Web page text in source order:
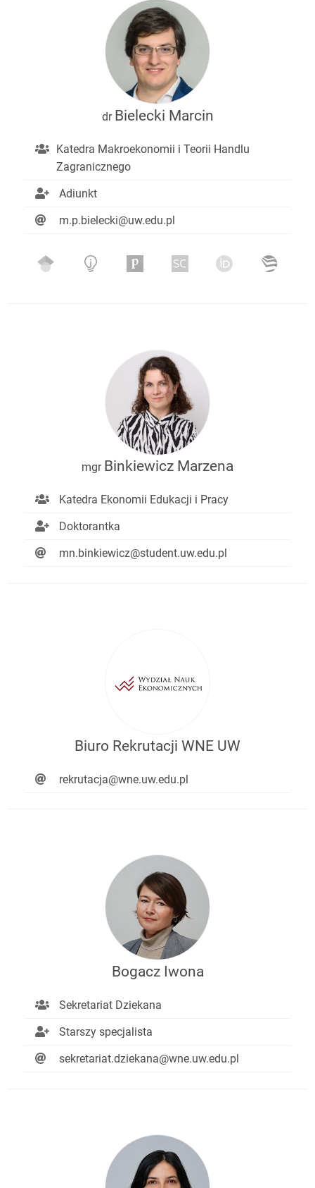
dr Bielecki Marcin
Katedra Makroekonomii i Teorii Handlu
Zagranicznego
Adiunkt
m.p.bielecki@uw.edu.pl
mgr Binkiewicz Marzena
Katedra Ekonomii Edukacji i Pracy
Doktorantka
mn.binkiewicz@student.uw.edu.pl
Biuro Rekrutacji WNE UW
rekrutacja@wne.uw.edu.pl
Bogacz Iwona
Sekretariat Dziekana
Starszy specjalista
sekretariat.dziekana@wne.uw.edu.pl